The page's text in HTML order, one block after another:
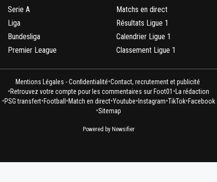
Serie A
Liga
Bundesliga
Premier League
Matchs en direct
Résultats Ligue 1
Calendrier Ligue 1
Classement Ligue 1
Mentions Légales - Confidentialité•Contact, recrutement et publicité
•Retrouvez votre compte pour les commentaires sur Foot01 • La rédaction
•PSG transfert•Football •Match en direct•Youtube• Instagram•TikTok•Facebook
•Sitemap
Powered by Newsifier